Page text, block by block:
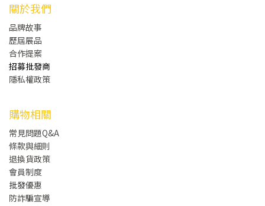
關於我們
品牌故事
歷屆展品
合作提案
招募批發商
隱私權政策
購物相關
常見問題Q&A
條款與細則
退換貨政策
會員制度
批發優惠
防詐騙宣導